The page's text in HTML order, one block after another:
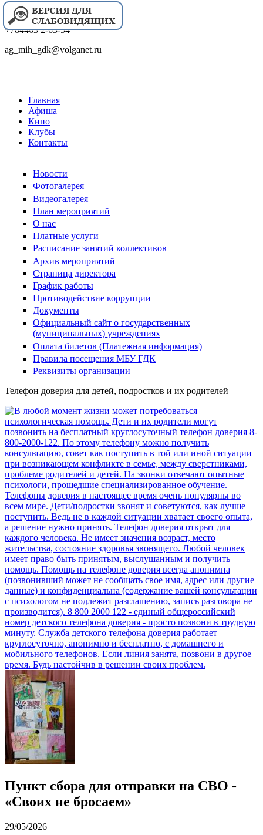
+784463 2-63-54
ag_mih_gdk@volganet.ru
Главная
Афиша
Кино
Клубы
Контакты
Новости
Фотогалерея
Видеогалерея
План мероприятий
О нас
Платные услуги
Расписание занятий коллективов
Архив мероприятий
Страница директора
График работы
Противодействие коррупции
Документы
Официальный сайт о государственных
(муниципальных) учреждениях
Оплата билетов (Платежная информация)
Правила посещения МБУ ГДК
Реквизиты организации
Телефон доверия для детей, подростков и их родителей
Пункт сбора для отправки на СВО -
«Своих не бросаем»
29/05/2026